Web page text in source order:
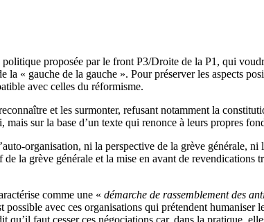
proposée par le front P3/Droite de la P1, qui
« gauche de la gauche ». Pour préserver les aspects
avec celles du réformisme.
et les surmonter, refusant notamment la
sur la base d’un texte qui renonce à leurs propres
organisation, ni la perspective de la grève générale, ni
la grève générale et la mise en avant de revendications
comme une « démarche de rassemblement des
avec ces organisations qui prétendent humaniser